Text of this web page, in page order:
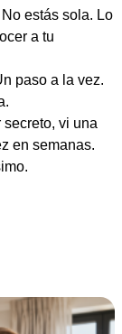
estás sola. Lo
a tu
paso a la vez.
vi una
en semanas.